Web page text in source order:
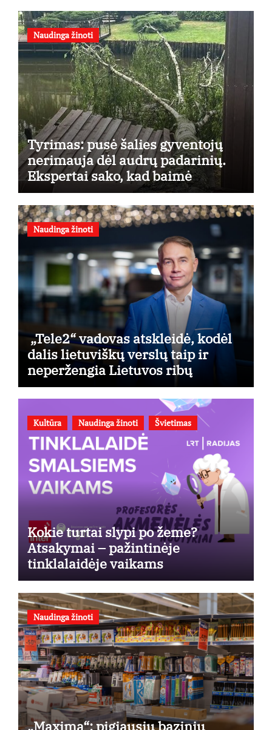
Naudinga žinoti
Tyrimas: pusė šalies gyventojų
nerimauja dėl audrų padarinių.
Ekspertai sako, kad baimė
pagrįsta
Naudinga žinoti
„Tele2“ vadovas atskleidė, kodėl
dalis lietuviškų verslų taip ir
neperžengia Lietuvos ribų
Kultūra Naudinga žinoti Švietimas
Kokie turtai slypi po žeme?
Atsakymai – pažintinėje
tinklalaidėje vaikams
Naudinga žinoti
„Maxima“: pigiausių bazinių